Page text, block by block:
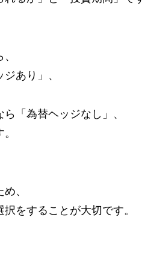
あり」、
「為替ヘッジなし」、
、
をすることが大切です。